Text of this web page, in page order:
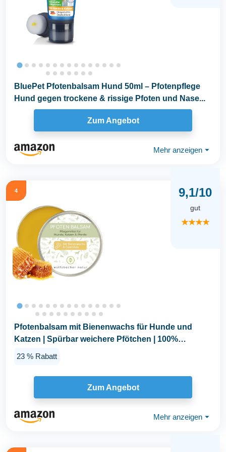
BluePet Pfotenbalsam Hund 50ml – Pfotenpflege
Hund gegen trockene & rissige Pfoten und Nase...
Zum Angebot
Mehr anzeigen ⏷
4 9,1/10
gut
★★★★
Pfotenbalsam mit Bienenwachs für Hunde und
Katzen | Spürbar weichere Pfötchen | 100%
23 % Rabatt
Zum Angebot
Mehr anzeigen ⏷